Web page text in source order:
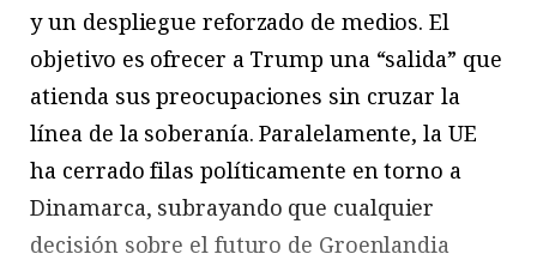
y un despliegue reforzado de medios. El
objetivo es ofrecer a Trump una “salida” que
atienda sus preocupaciones sin cruzar la
línea de la soberanía. Paralelamente, la UE
ha cerrado filas políticamente en torno a
Dinamarca, subrayando que cualquier
decisión sobre el futuro de Groenlandia